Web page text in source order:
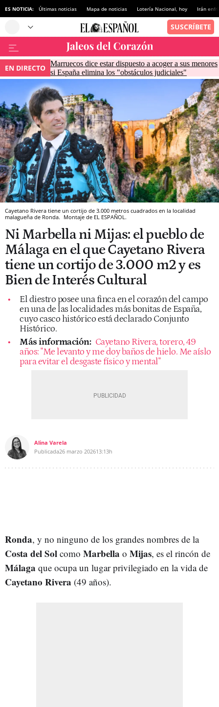
ES NOTICIA: Últimas noticias Mapa de noticias Lotería Nacional, hoy Irán
EN DIRECTO Marruecos dice estar dispuesto a acoger a sus menores
si España elimina los "obstáculos judiciales"
Cayetano Rivera tiene un cortijo de 3.000 metros cuadrados en la localidad
malagueña de Ronda. Montaje de EL ESPAÑOL.
Ni Marbella ni Mijas: el pueblo de
Málaga en el que Cayetano Rivera
tiene un cortijo de 3.000 m2 y es
Bien de Interés Cultural
El diestro posee una finca en el corazón del campo
en una de las localidades más bonitas de España,
cuyo casco histórico está declarado Conjunto
Histórico.
Más información: Cayetano Rivera, torero, 49
años: "Me levanto y me doy baños de hielo. Me aíslo
para evitar el desgaste físico y mental"
Alina Varela
Publicada26 marzo 202613:13h
Ronda, y no ninguno de los grandes nombres de la
Costa del Sol como Marbella o Mijas, es el rincón de
Málaga que ocupa un lugar privilegiado en la vida de
Cayetano Rivera (49 años).